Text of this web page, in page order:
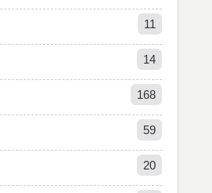
11
14
168
59
20